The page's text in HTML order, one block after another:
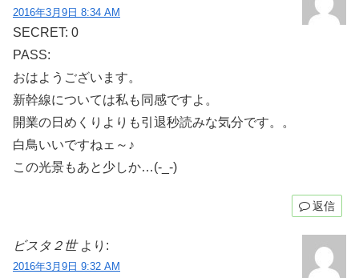
2016年3月9日 8:34 AM
SECRET: 0
PASS:
おはようございます。
新幹線については私も同感ですよ。
開業の日めくりよりも引退秒読みな気分です。。
白鳥いいですねェ～♪
この光景もあと少しか…(-_-)
返信
ビスタ２世 より:
2016年3月9日 9:32 AM